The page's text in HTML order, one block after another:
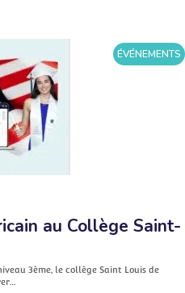
ÉVÉNEMENTS
au Collège Saint-
3ème, le collège Saint Louis de